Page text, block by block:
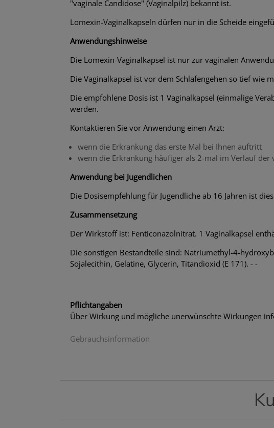
"vaginale Candidose" (Vaginalpilz) bekannt ist.
Lomexin-Vaginalkapseln dürfen nur in die Scheide
Anwendungshinweise
Die Lomexin-Vaginalkapsel ist nur zur vaginalen
Die Vaginalkapsel ist vor dem Schlafengehen so tief wie
Die empfohlene Dosis ist 1 Vaginalkapsel (einmalige
werden.
Kontaktieren Sie vor Anwendung einen Arzt:
wenn die Erkrankung das erste Mal bei Ihnen auftritt
wenn die Erkrankung häufiger als 2-mal im Verlauf der
Anwendung bei Jugendlichen
Die Dosisempfehlung für Jugendliche ab 16 Jahren ist
Zusammensetzung
Der Wirkstoff ist: Fenticonazolnitrat. 1 Vaginalkapsel
Die sonstigen Bestandteile sind: Natriumethyl-4-
Sojalecithin, Gelatine, Glycerin, Titandioxid (E 171). - -
Pflichtangaben
Über Wirkung und mögliche unerwünschte Wirkungen
Gebrauchsinformation